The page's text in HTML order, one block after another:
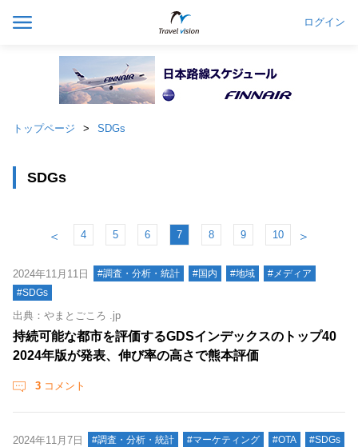
ログイン
トップページ SDGs
SDGs
＜ 4 5 6 7 8 9 10 ＞
2024年11月11日 #調査・分析・統計 #国内 #地域
#メディア
#SDGs
出典：やまとごころ .jp
持続可能な都市を評価するGDSインデックスのトップ40
2024年版が発表、伸び率の高さで熊本評価
3 コメント
2024年11月7日 #調査・分析・統計 #マーケティング #OTA #SDGs